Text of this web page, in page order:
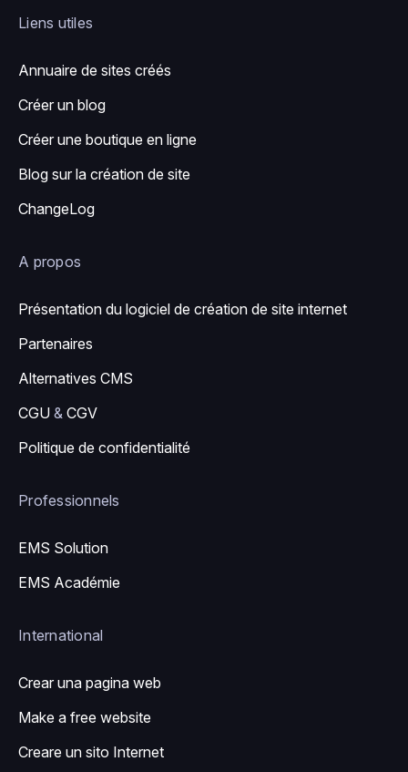
Liens utiles
Annuaire de sites créés
Créer un blog
Créer une boutique en ligne
Blog sur la création de site
ChangeLog
A propos
Présentation du logiciel de création de site internet
Partenaires
Alternatives CMS
CGU & CGV
Politique de confidentialité
Professionnels
EMS Solution
EMS Académie
International
Crear una pagina web
Make a free website
Creare un sito Internet